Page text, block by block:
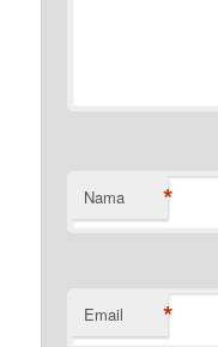
Nama *
Email *